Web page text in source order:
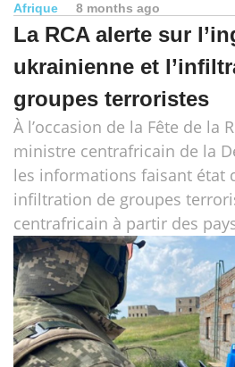
Afrique 8 months ago
La RCA alerte sur
ukrainienne et
groupes terroristes
À l’occasion de la Fête de la
ministre centrafricain de la
les informations faisant état
infiltration de groupes
centrafricain à partir des